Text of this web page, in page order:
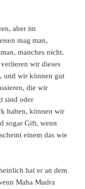
aber im
mag man,
manches nicht.
wir dieses
und wir können gut
die wir
sind oder
haben, können wir
sogar Gift, wenn
einem das wie
hat er an dem
Maha Mudra